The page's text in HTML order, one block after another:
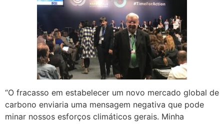
“O fracasso em estabelecer um novo mercado global de
carbono enviaria uma mensagem negativa que pode
minar nossos esforços climáticos gerais. Minha